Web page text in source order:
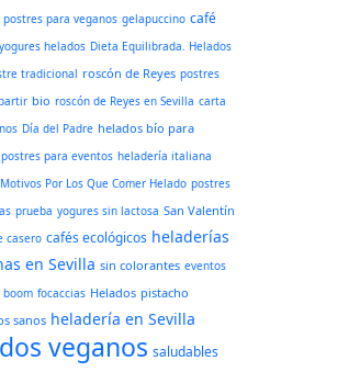
postres para veganos gelapuccino café
yogures helados Dieta Equilibrada. Helados
tradicional roscón de Reyes postres
bio roscón de Reyes en Sevilla carta
Día del Padre helados bío para
postres para eventos heladería italiana
Motivos Por Los Que Comer Helado postres
prueba yogures sin lactosa San Valentín
casero cafés ecológicos heladerías
en Sevilla sin colorantes eventos
boom focaccias Helados pistacho
sanos heladería en Sevilla
veganos saludables